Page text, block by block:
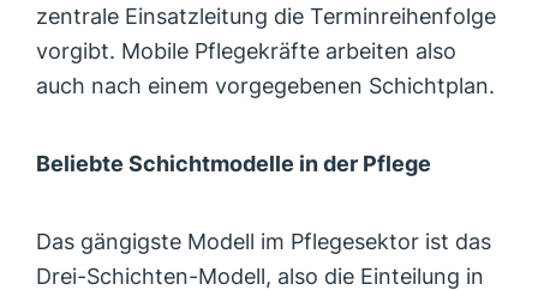
zentrale Einsatzleitung die Terminreihenfolge
vorgibt. Mobile Pflegekräfte arbeiten also
auch nach einem vorgegebenen Schichtplan.
Beliebte Schichtmodelle in der Pflege
Das gängigste Modell im Pflegesektor ist das
Drei-Schichten-Modell, also die Einteilung in